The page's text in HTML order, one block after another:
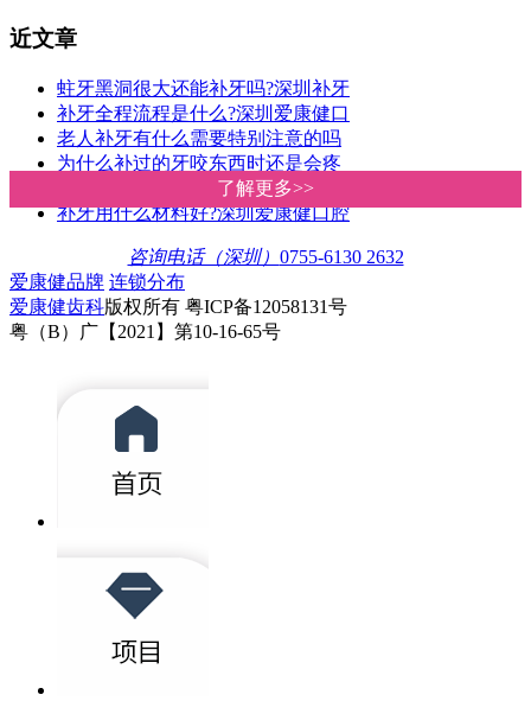
了解更多>>
了解更多>>
近文章
蛀牙黑洞很大还能补牙吗?深圳补牙
补牙全程流程是什么?深圳爱康健口
老人补牙有什么需要特别注意的吗
为什么补过的牙咬东西时还是会疼
蛀牙治疗方法有哪些?深圳爱康健口
补牙用什么材料好?深圳爱康健口腔
咨询电话（深圳） 0755-6130 2632
爱康健品牌 连锁分布
爱康健齿科版权所有 粤ICP备12058131号
粤（B）广【2021】第10-16-65号